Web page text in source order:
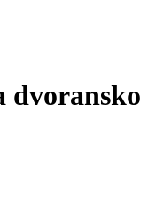
dvoransko